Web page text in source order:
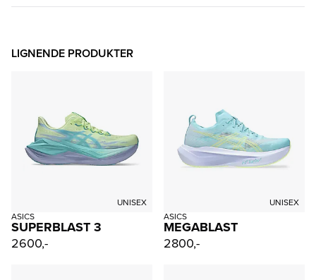
LIGNENDE PRODUKTER
UNISEX
ASICS
SUPERBLAST 3
2600,-
UNISEX
ASICS
MEGABLAST
2800,-